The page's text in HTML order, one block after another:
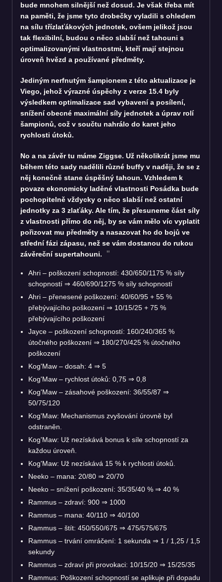
bude mnohem silnější než dosud. Je však třeba mít
na paměti, že jsme tyto drobečky vyladili s ohledem
na sílu třízlaťákových jednotek, ovšem jelikož jsou
tak flexibilní, budou o něco slabší než tahouni s
optimalizovanými vlastnostmi, kteří mají stejnou
úroveň hvězd a používané předměty.
Jediným nerfnutým šampionem z této aktualizace je
Viego, jehož výrazné úspěchy z verze 15.4 byly
výsledkem optimalizace sad vybavení a posílení,
snížení obecné maximální síly jednotek a úprav rolí
šampionů, což v součtu nahrálo do karet jeho
rychlosti útoků.
No a na závěr tu máme Ziggse. Už několikrát jsme mu
během této sady nadělili různé buffy v naději, že se z
něj konečně stane úspěšný tahoun. Vzhledem k
povaze ekonomicky laděné vlastnosti Posádka bude
pochopitelně vždycky o něco slabší než ostatní
jednotky za 3 zlaťáky. Ale tím, že přesuneme část síly
z vlastnosti přímo do něj, by se vám mělo víc vyplatit
pořizovat mu předměty a nasazovat ho do bojů ve
střední fázi zápasu, než se vám dostanou do rukou
závěreční supertahouni.
Ahri – poškození schopností: 430/650/1175 % síly
schopností ⇒ 460/690/1275 % síly schopností
Ahri – přenesené poškození: 40/60/95 + 55 %
přebývajícího poškození ⇒ 10/15/25 + 75 %
přebývajícího poškození
Jayce – poškození schopností: 160/240/365 %
útočného poškození ⇒ 180/270/425 % útočného
poškození
Kog'Maw – dosah: 4 ⇒ 5
Kog'Maw – rychlost útoků: 0,75 ⇒ 0,8
Kog'Maw – zásahové poškození: 36/55/87 ⇒
50/75/120
Kog'Maw: Mechanismus zvyšování úrovně byl
odstraněn.
Kog'Maw: Už nezískává bonus k síle schopností za
každou úroveň.
Kog'Maw: Už nezískává 15 % k rychlosti útoků.
Neeko – mana: 20/80 ⇒ 20/70
Neeko – snížení poškození: 35/35/40 % ⇒ 40 %
Rammus – zdraví: 900 ⇒ 1000
Rammus – mana: 40/110 ⇒ 40/100
Rammus – štít: 450/550/675 ⇒ 475/575/675
Rammus – trvání omráčení: 1 sekunda ⇒ 1 / 1,25 / 1,5
sekundy
Rammus – zdraví při provokaci: 10/15/20 ⇒ 15/25/35
Rammus: Poškození schopností se aplikuje při dopadu